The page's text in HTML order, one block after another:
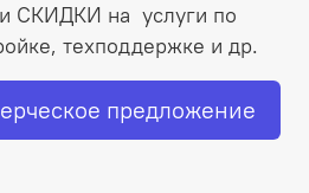
СКИДКИ на услуги по
техподдержке и др.
предложение